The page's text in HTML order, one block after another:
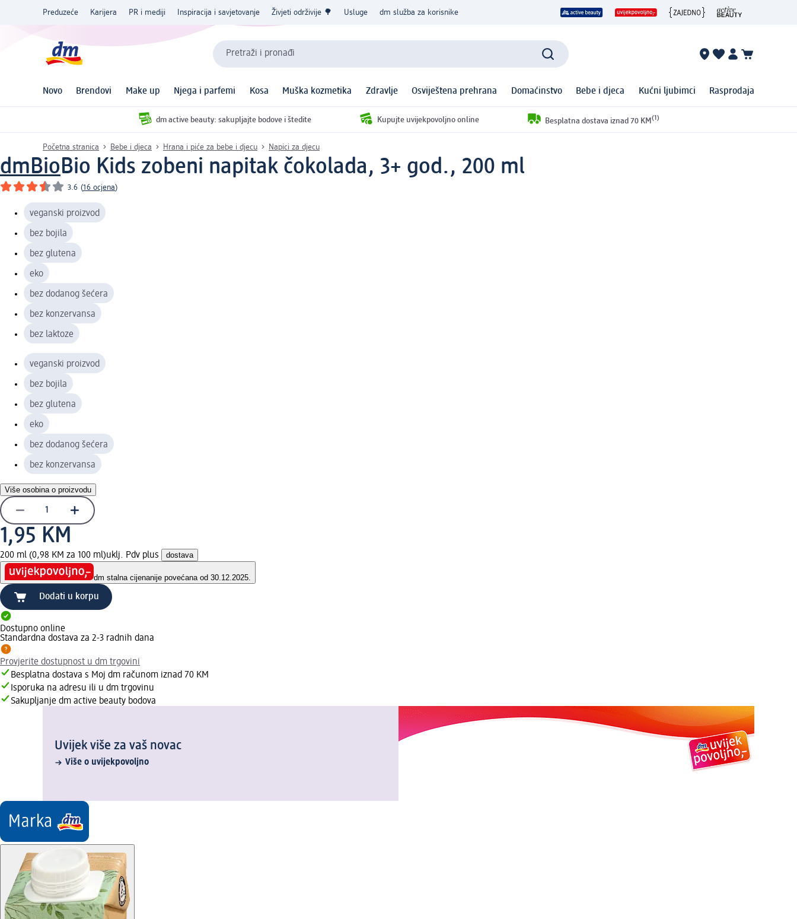
Preduzeće Karijera PR i mediji Inspiracija i savjetovanje Živjeti održivije 🌳 Usluge dm služba za korisnike
Pretraži i pronađi
Novo Brendovi Make up Njega i parfemi Kosa Muška kozmetika Zdravlje Osviještena prehrana Domaćinstvo Bebe i djeca Kućni ljubimci Rasprodaja
dm active beauty: sakupljajte bodove i štedite Kupujte uvijekpovoljno online Besplatna dostava iznad 70 KM (1)
Početna stranica Bebe i djeca Hrana i piće za bebe i djecu Napici za djecu
dmBioBio Kids zobeni napitak čokolada, 3+ god., 200 ml
3.6 (16 ocjena)
veganski proizvod
bez bojila
bez glutena
eko
bez dodanog šećera
bez konzervansa
bez laktoze
veganski proizvod
bez bojila
bez glutena
eko
bez dodanog šećera
bez konzervansa
Više osobina o proizvodu
1,95 KM
200 ml (0,98 KM za 100 ml)uklj. Pdv plus dostava
dm stalna cijenanije povećana od 30.12.2025.
Dodati u korpu
Dostupno online
Standardna dostava za 2-3 radnih dana
Provjerite dostupnost u dm trgovini
Besplatna dostava s Moj dm računom iznad 70 KM
Isporuka na adresu ili u dm trgovinu
Sakupljanje dm active beauty bodova
Uvijek više za vaš novac
Više o uvijekpovoljno